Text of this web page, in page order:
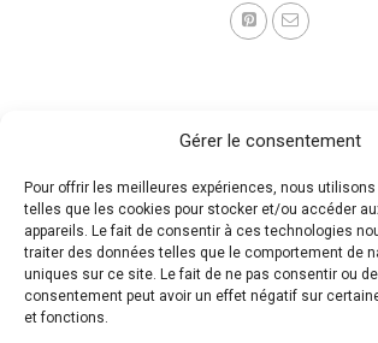
Gérer le consentement
Pour offrir les meilleures expériences, nous
telles que les cookies pour stocker et/ou accéder
appareils. Le fait de consentir à ces technologies
traiter des données telles que le comportement de
uniques sur ce site. Le fait de ne pas consentir ou
consentement peut avoir un effet négatif sur
et fonctions.